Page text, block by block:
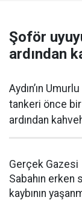
Şoför
ardından
Aydın’ın
tankeri önce
ardından
Gerçek Gazesi
Sabahın erken
kaybının